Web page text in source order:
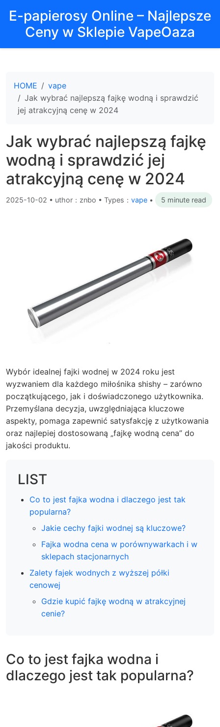
E-papierosy Online – Najlepsze
Ceny w Sklepie VapeOaza
HOME
vape
Jak wybrać najlepszą fajkę wodną i sprawdzić
jej atrakcyjną cenę w 2024
Jak wybrać najlepszą fajkę
wodną i sprawdzić jej
atrakcyjną cenę w 2024
2025-10-02 • uthor：znbo • Types： vape • 5 minute read
Wybór idealnej fajki wodnej w 2024 roku jest
wyzwaniem dla każdego miłośnika shishy – zarówno
początkującego, jak i doświadczonego użytkownika.
Przemyślana decyzja, uwzględniająca kluczowe
aspekty, pomaga zapewnić satysfakcję z użytkowania
oraz najlepiej dostosowaną „fajkę wodną cena” do
jakości produktu.
LIST
Co to jest fajka wodna i dlaczego jest tak
popularna?
Jakie cechy fajki wodnej są kluczowe?
Fajka wodna cena w porównywarkach i w
sklepach stacjonarnych
Zalety fajek wodnych z wyższej półki
cenowej
Gdzie kupić fajkę wodną w atrakcyjnej
cenie?
Co to jest fajka wodna i
dlaczego jest tak popularna?